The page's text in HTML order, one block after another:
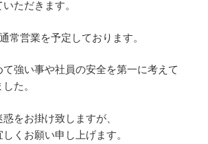
ただきます。
常営業を予定しております。
強い事や社員の安全を第一に考えて
た。
をお掛け致しますが、
くお願い申し上げます。